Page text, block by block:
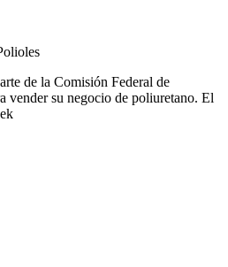
de la Comisión Federal de
vender su negocio de poliuretano. El